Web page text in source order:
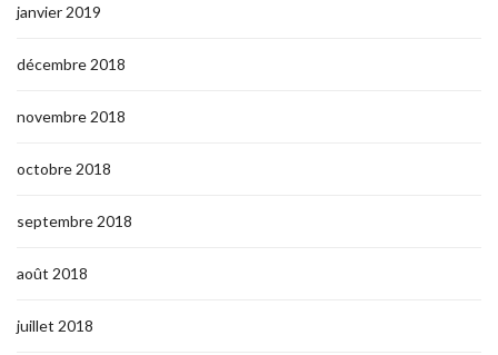
janvier 2019
décembre 2018
novembre 2018
octobre 2018
septembre 2018
août 2018
juillet 2018